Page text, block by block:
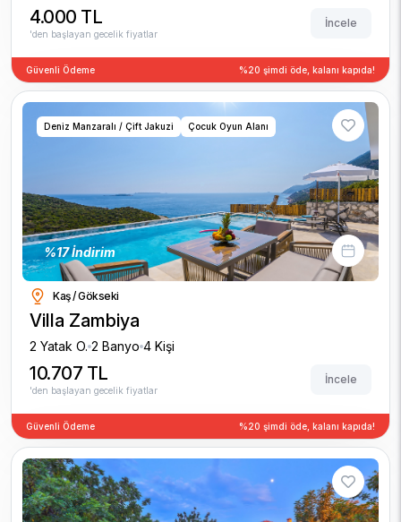
4.000 TL
'den başlayan gecelik fiyatlar
İncele
Güvenli Ödeme %20 şimdi öde, kalanı kapıda!
%17 İndirim
Deniz Manzaralı / Çift Jakuzi Çocuk Oyun Alanı
Kaş / Gökseki
Villa Zambiya
2 Yatak O. 2 Banyo 4 Kişi
10.707 TL
'den başlayan gecelik fiyatlar
İncele
Güvenli Ödeme %20 şimdi öde, kalanı kapıda!